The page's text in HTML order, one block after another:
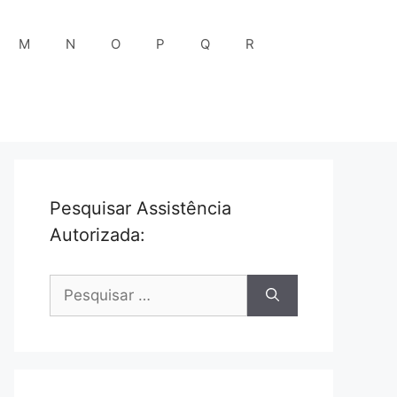
M N O P Q R
Pesquisar Assistência
Autorizada:
Pesquisar